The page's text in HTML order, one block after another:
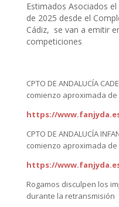
Estimados Asociados
de 2025 desde el
Cádiz, se van a emitir
competiciones
CPTO DE ANDALUCÍA
comienzo aproximada de
https://
CPTO DE ANDALUCÍA
comienzo aproximada de
https://
Rogamos disculpen los
durante la retransmisión